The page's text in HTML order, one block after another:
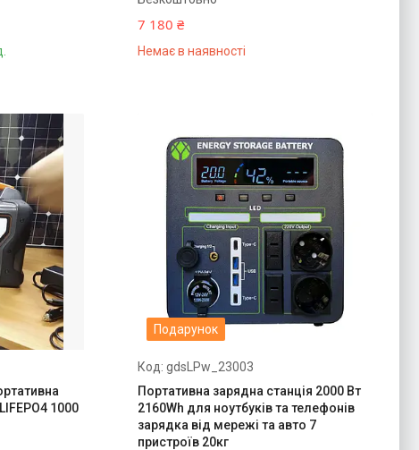
7 180 ₴
Немає в наявності
1000
Подарунок
gdsLPw_23003
Портативна зарядна станція 2000 Вт
2160Wh для ноутбуків та телефонів
зарядка від мережі та авто 7
пристроїв 20кг